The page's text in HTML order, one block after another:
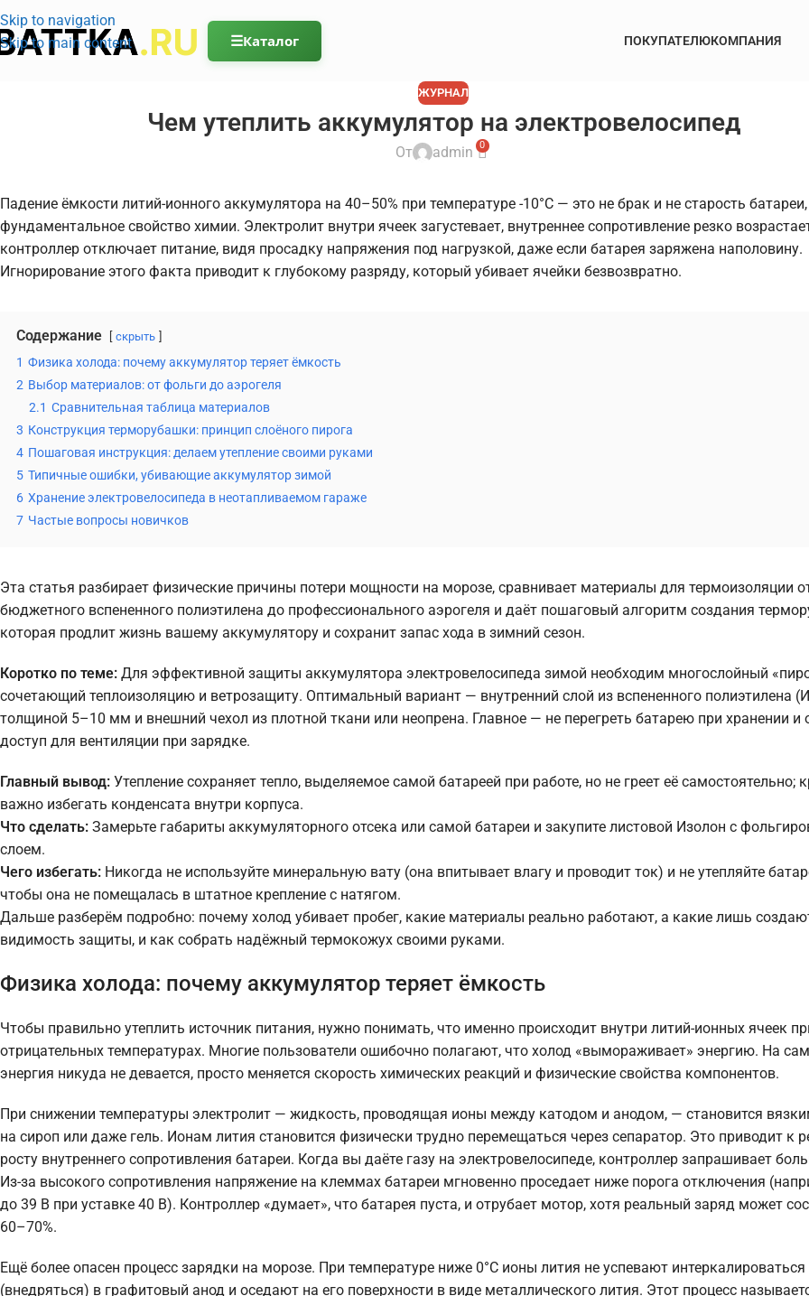
Skip to navigation
Skip to main content
☰Каталог ПОКУПАТЕЛЮКОМПАНИЯ
ЖУРНАЛ
Чем утеплить аккумулятор на электровелосипед
От admin 0
Падение ёмкости литий-ионного аккумулятора на 40–50% при температуре -10°C — это не брак и не старость
фундаментальное свойство химии. Электролит внутри ячеек загустевает, внутреннее сопротивление резко
контроллер отключает питание, видя просадку напряжения под нагрузкой, даже если батарея заряжена наполовину.
Игнорирование этого факта приводит к глубокому разряду, который убивает ячейки безвозвратно.
Содержание скрыть
1 Физика холода: почему аккумулятор теряет ёмкость
2 Выбор материалов: от фольги до аэрогеля
2.1 Сравнительная таблица материалов
3 Конструкция терморубашки: принцип слоёного пирога
4 Пошаговая инструкция: делаем утепление своими руками
5 Типичные ошибки, убивающие аккумулятор зимой
6 Хранение электровелосипеда в неотапливаемом гараже
7 Частые вопросы новичков
Эта статья разбирает физические причины потери мощности на морозе, сравнивает материалы для термоизоляции
бюджетного вспененного полиэтилена до профессионального аэрогеля и даёт пошаговый алгоритм создания
которая продлит жизнь вашему аккумулятору и сохранит запас хода в зимний сезон.
Коротко по теме: Для эффективной защиты аккумулятора электровелосипеда зимой необходим многослойный
сочетающий теплоизоляцию и ветрозащиту. Оптимальный вариант — внутренний слой из вспененного полиэтилена
толщиной 5–10 мм и внешний чехол из плотной ткани или неопрена. Главное — не перегреть батарею при хранении и
доступ для вентиляции при зарядке.
Главный вывод: Утепление сохраняет тепло, выделяемое самой батареей при работе, но не греет её самостоятельно;
важно избегать конденсата внутри корпуса.
Что сделать: Замерьте габариты аккумуляторного отсека или самой батареи и закупите листовой Изолон с
слоем.
Чего избегать: Никогда не используйте минеральную вату (она впитывает влагу и проводит ток) и не утепляйте
чтобы она не помещалась в штатное крепление с натягом.
Дальше разберём подробно: почему холод убивает пробег, какие материалы реально работают, а какие лишь
видимость защиты, и как собрать надёжный термокожух своими руками.
Физика холода: почему аккумулятор теряет ёмкость
Чтобы правильно утеплить источник питания, нужно понимать, что именно происходит внутри литий-ионных ячеек
отрицательных температурах. Многие пользователи ошибочно полагают, что холод «вымораживает» энергию. На
энергия никуда не девается, просто меняется скорость химических реакций и физические свойства компонентов.
При снижении температуры электролит — жидкость, проводящая ионы между катодом и анодом, — становится
на сироп или даже гель. Ионам лития становится физически трудно перемещаться через сепаратор. Это приводит к
росту внутреннего сопротивления батареи. Когда вы даёте газу на электровелосипеде, контроллер запрашивает
Из-за высокого сопротивления напряжение на клеммах батареи мгновенно проседает ниже порога отключения
до 39 В при уставке 40 В). Контроллер «думает», что батарея пуста, и отрубает мотор, хотя реальный заряд может
60–70%.
Ещё более опасен процесс зарядки на морозе. При температуре ниже 0°C ионы лития не успевают интеркалироваться
(внедряться) в графитовый анод и оседают на его поверхности в виде металлического лития. Этот процесс